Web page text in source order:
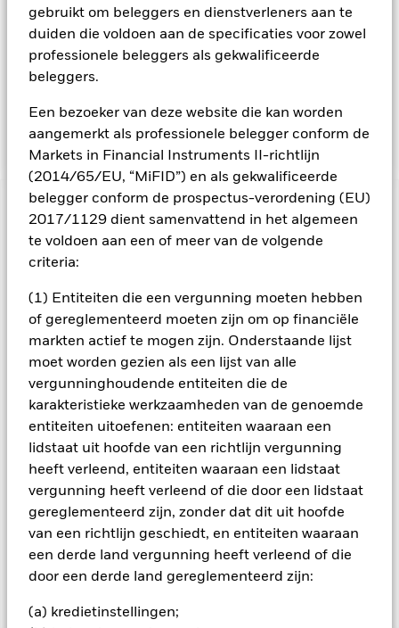
gebruikt om beleggers en dienstverleners aan te
duiden die voldoen aan de specificaties voor zowel
professionele beleggers als gekwalificeerde
beleggers.
Een bezoeker van deze website die kan worden
aangemerkt als professionele belegger conform de
Markets in Financial Instruments II-richtlijn
(2014/65/EU, “MiFID”) en als gekwalificeerde
belegger conform de prospectus-verordening (EU)
2017/1129 dient samenvattend in het algemeen
te voldoen aan een of meer van de volgende
criteria:
(1) Entiteiten die een vergunning moeten hebben
of gereglementeerd moeten zijn om op financiële
markten actief te mogen zijn. Onderstaande lijst
moet worden gezien als een lijst van alle
vergunninghoudende entiteiten die de
karakteristieke werkzaamheden van de genoemde
entiteiten uitoefenen: entiteiten waaraan een
lidstaat uit hoofde van een richtlijn vergunning
heeft verleend, entiteiten waaraan een lidstaat
vergunning heeft verleend of die door een lidstaat
gereglementeerd zijn, zonder dat dit uit hoofde
van een richtlijn geschiedt, en entiteiten waaraan
een derde land vergunning heeft verleend of die
door een derde land gereglementeerd zijn:
(a) kredietinstellingen;
Beleggingsdoel
Het BlackRock World ex Euro Government Bond Index Fund
(het "Fonds") streeft ernaar om het rendement van de Citi
World Government Bond Index (ex-EMU-staatsobligaties)
prestaties van de mondiale staatsobligatiemarkt te
weerspiegelen.
BELANGRIJKE GEGEVENS: Kapitaalrisico. De waarde en
het rendement van beleggingen kunnen dalen en stijgen, en
zijn niet gegarandeerd. Beleggers verliezen mogelijk hun
oorspronkelijke inleg.
Alle aandelenklassen met valutahedging van dit fonds
gebruiken derivaten om valutarisico's af te dekken. Het
gebruik van derivaten voor een aandelenklasse kan een
potentieel besmettingsrisico (ook bekend als spill-over) voor
andere aandelenklassen in het fonds betekenen. De
beheermaatschappij van het fonds waarborgt dat er
geschikte procedures worden gebruikt om het
besmettingsrisico voor andere aandelenklassen te
minimaliseren. Via het uitklapvakje direct onder de naam van
het fonds, kunt u een lijst van alle aandelenklassen in het
fonds bekijken – aandelenklassen met valutahedging worden
aangegeven door het woord 'Hedged' in de naam van de
aandelenklasse. Daarnaast is een volledige lijst van alle
aandelenklassen met valutahedging op aanvraag
verkrijgbaar bij de beheermaatschappij van het fonds.